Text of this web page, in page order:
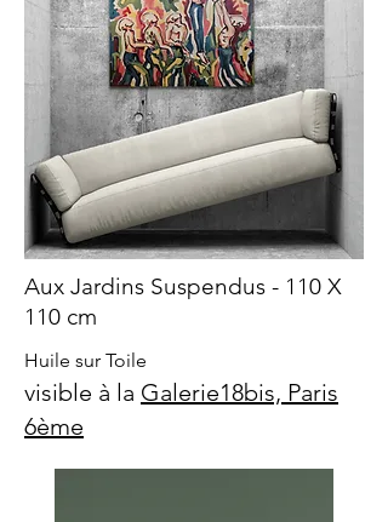
Aux Jardins Suspendus - 110 X
110 cm
Huile sur Toile
visible à la Galerie18bis, Paris
6ème